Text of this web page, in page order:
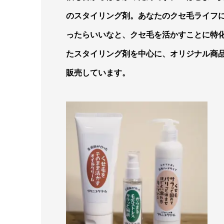
のスタイリング剤。あなたのクセ毛ライフ
ったらいいなと、 クセ毛を活かすことに特
たスタイリング剤を中心に、オリジナル商
販売しています。